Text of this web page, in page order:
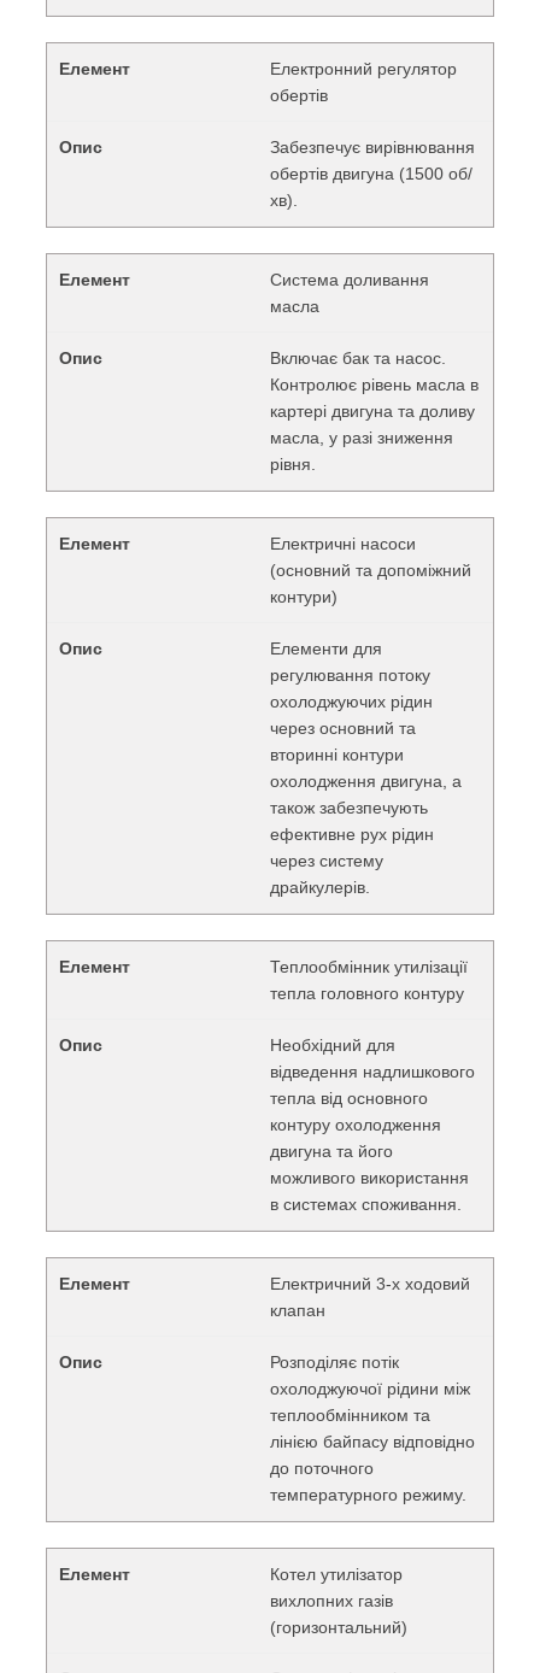
Електронний регулятор
обертів
Забезпечує вирівнювання
обертів двигуна (1500 об/
хв).
Система доливання
масла
Включає бак та насос.
Контролює рівень масла в
картері двигуна та доливу
масла, у разі зниження
рівня.
Електричні насоси
(основний та допоміжний
контури)
Елементи для
регулювання потоку
охолоджуючих рідин
через основний та
вторинні контури
охолодження двигуна, а
також забезпечують
ефективне рух рідин
через систему
драйкулерів.
Теплообмінник утилізації
тепла головного контуру
Необхідний для
відведення надлишкового
тепла від основного
контуру охолодження
двигуна та його
можливого використання
в системах споживання.
Електричний 3-х ходовий
клапан
Розподіляє потік
охолоджуючої рідини між
теплообмінником та
лінією байпасу відповідно
до поточного
температурного режиму.
Котел утилізатор
вихлопних газів
(горизонтальний)